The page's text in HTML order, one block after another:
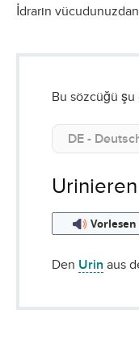
İdrarın
Bu sözcüğü
Urinieren
Vorlesen
Den Urin aus